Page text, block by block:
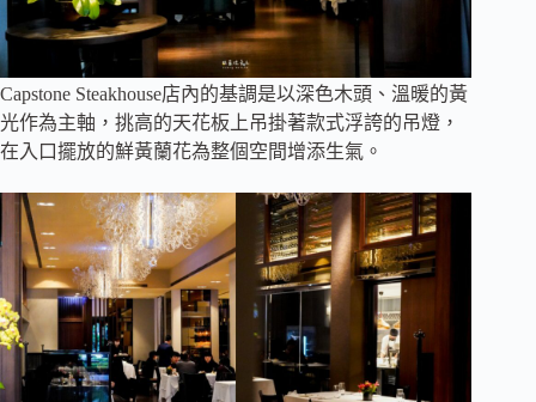
Capstone Steakhouse店內的基調是以深色木頭、溫暖的黃
光作為主軸，挑高的天花板上吊掛著款式浮誇的吊燈，
在入口擺放的鮮黃蘭花為整個空間增添生氣。